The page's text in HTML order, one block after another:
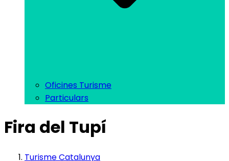
Oficines Turisme
Particulars
Fira del Tupí
Turisme Catalunya